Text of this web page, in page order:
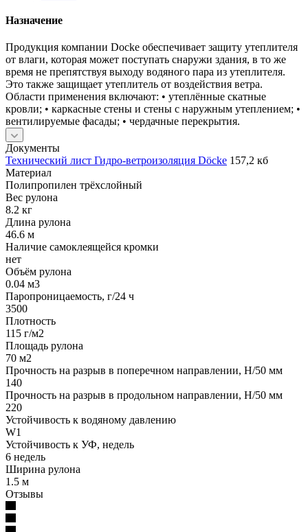
Назначение
Продукция компании Docke обеспечивает защиту утеплителя
от влаги, которая может поступать снаружи здания, в то же
время не препятствуя выходу водяного пара из утеплителя.
Это также защищает утеплитель от воздействия ветра.
Области применения включают: • утеплённые скатные
кровли; • каркасные стены и стены с наружным утеплением; •
вентилируемые фасады; • чердачные перекрытия.
Документы
Технический лист Гидро-ветроизоляция Döcke 157,2 кб
Материал
Полипропилен трёхслойный
Вес рулона
8.2 кг
Длина рулона
46.6 м
Наличие самоклеящейся кромки
нет
Объём рулона
0.04 м3
Паропроницаемость, г/24 ч
3500
Плотность
115 г/м2
Площадь рулона
70 м2
Прочность на разрыв в поперечном направлении, H/50 мм
140
Прочность на разрыв в продольном направлении, H/50 мм
220
Устойчивость к водяному давлению
W1
Устойчивость к УФ, недель
6 недель
Ширина рулона
1.5 м
Отзывы